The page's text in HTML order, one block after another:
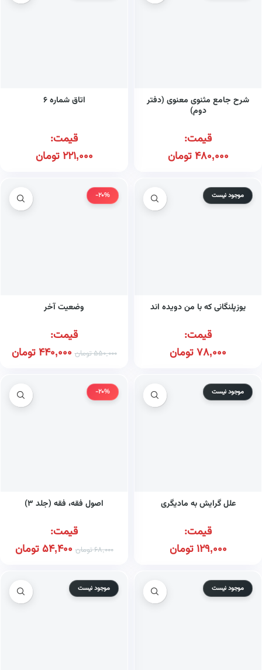
شرح جامع مثنوی معنوی (دفتر
دوم)
قیمت:
480,000تومان
اتاق شماره ۶
قیمت:
221,000تومان
موجود نیست
یوزپلنگانی که با من دویده اند
قیمت:
78,000تومان
-20%
وضعیت آخر
قیمت:
550,000تومان 440,000تومان
موجود نیست
علل گرایش به مادیگری
قیمت:
129,000تومان
-20%
اصول فقه، فقه (جلد ۳)
قیمت:
68,000تومان 54,400 تومان
موجود نیست موجود نیست